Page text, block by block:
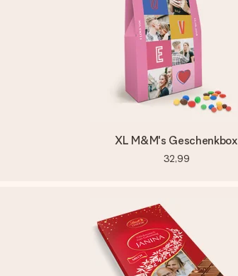
XL M&M's Geschenkbox
32,99